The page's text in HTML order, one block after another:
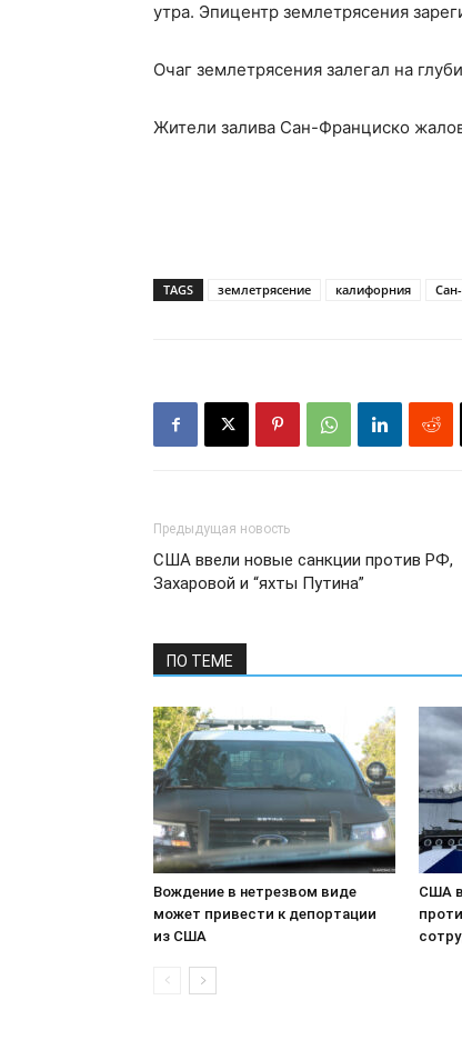
утра. Эпицентр землетрясения
Очаг землетрясения залегал на
Жители залива Сан-Франциско
TAGS землетрясение калифорния
Предыдущая новость
США ввели новые санкции против РФ,
Захаровой и “яхты Путина”
ПО ТЕМЕ
Вождение в нетрезвом виде
может привести к депортации
из США
США